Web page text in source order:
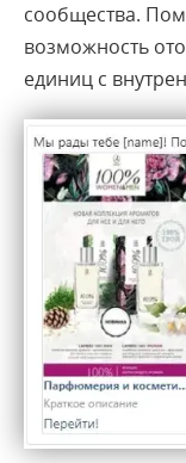
сообщества.
возможность
единиц с